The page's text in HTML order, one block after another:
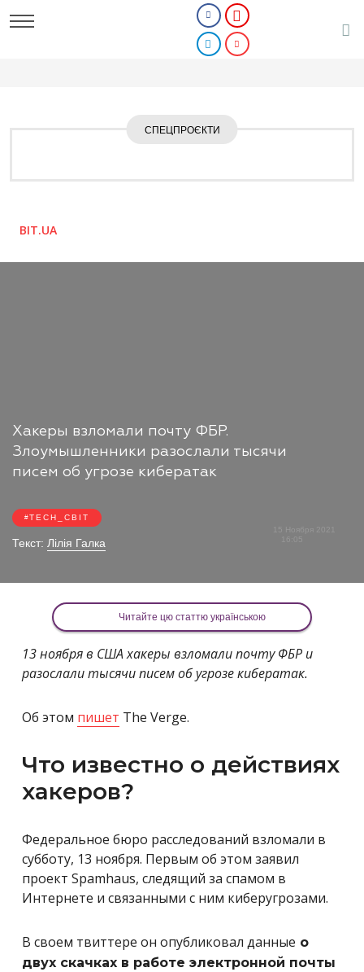
СПЕЦПРОЄКТИ
BIT.UA
Хакеры взломали почту ФБР.
Злоумышленники разослали тысячи
писем об угрозе кибератак
TECH_СВІТ
Текст: Лілія Галка
15 Ноября 2021
Читайте цю статтю українською
13 ноября в США хакеры взломали почту ФБР и
разослали тысячи писем об угрозе кибератак.
Об этом пишет The Verge.
Что известно о действиях
хакеров?
Федеральное бюро расследований взломали в
субботу, 13 ноября. Первым об этом заявил
проект Spamhaus, следящий за спамом в
Интернете и связанными с ним киберугрозами.
В своем твиттере он опубликовал данные о
двух скачках в работе электронной почты